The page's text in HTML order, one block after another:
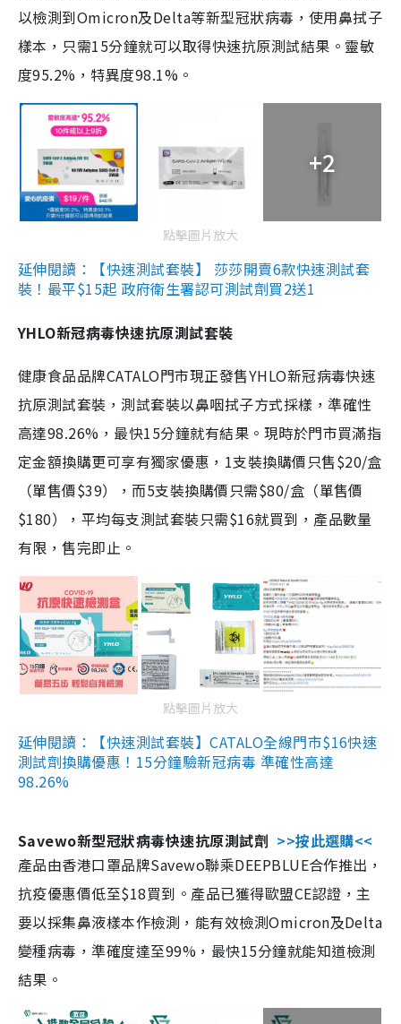
以檢測到Omicron及Delta等新型冠狀病毒，使用鼻拭子
樣本，只需15分鐘就可以取得快速抗原測試結果。靈敏
度95.2%，特異度98.1%。
+2
點擊圖片放大
延伸閱讀：【快速測試套裝】 莎莎開賣6款快速測試套
裝！最平$15起 政府衛生署認可測試劑買2送1
YHLO新冠病毒快速抗原測試套裝
健康食品品牌CATALO門市現正發售YHLO新冠病毒快速
抗原測試套裝，測試套裝以鼻咽拭子方式採樣，準確性
高達98.26%，最快15分鐘就有結果。現時於門市買滿指
定金額換購更可享有獨家優惠，1支裝換購價只售$20/盒
（單售價$39），而5支裝換購價只需$80/盒（單售價
$180），平均每支測試套裝只需$16就買到，產品數量
有限，售完即止。
點擊圖片放大
延伸閱讀：【快速測試套裝】CATALO全線門市$16快速
測試劑換購優惠！15分鐘驗新冠病毒 準確性高達
98.26%
Savewo新型冠狀病毒快速抗原測試劑 >>按此選購<<
產品由香港口罩品牌Savewo聯乘DEEPBLUE合作推出，
抗疫優惠價低至$18買到。產品已獲得歐盟CE認證，主
要以採集鼻液樣本作檢測，能有效檢測Omicron及Delta
變種病毒，準確度達至99%，最快15分鐘就能知道檢測
結果。